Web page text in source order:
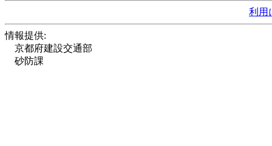
利用
情報提供:
京都府建設交通部
砂防課